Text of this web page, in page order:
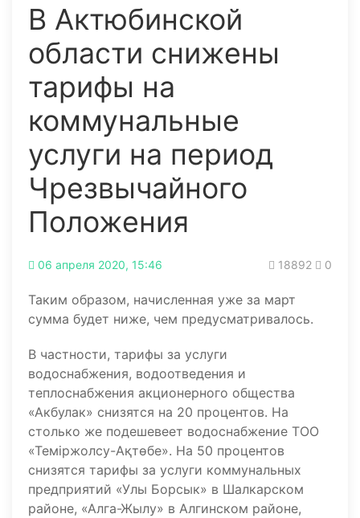
В Актюбинской
области снижены
тарифы на
коммунальные
услуги на период
Чрезвычайного
Положения
06 апреля 2020, 15:46 18892 0
Таким образом, начисленная уже за март
сумма будет ниже, чем предусматривалось.
В частности, тарифы за услуги
водоснабжения, водоотведения и
теплоснабжения акционерного общества
«Акбулак» снизятся на 20 процентов. На
столько же подешевеет водоснабжение ТОО
«Теміржолсу-Ақтөбе». На 50 процентов
снизятся тарифы за услуги коммунальных
предприятий «Улы Борсык» в Шалкарском
районе, «Алга-Жылу» в Алгинском районе,